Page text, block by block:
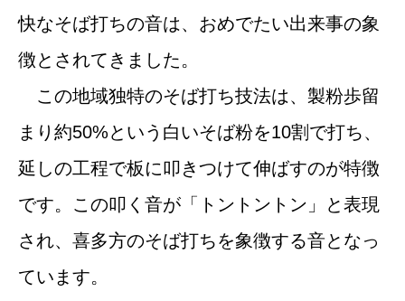
快なそば打ちの音は、おめでたい出来事の象
徴とされてきました。
この地域独特のそば打ち技法は、製粉歩留
まり約50%という白いそば粉を10割で打ち、
延しの工程で板に叩きつけて伸ばすのが特徴
です。この叩く音が「トントントン」と表現
され、喜多方のそば打ちを象徴する音となっ
ています。